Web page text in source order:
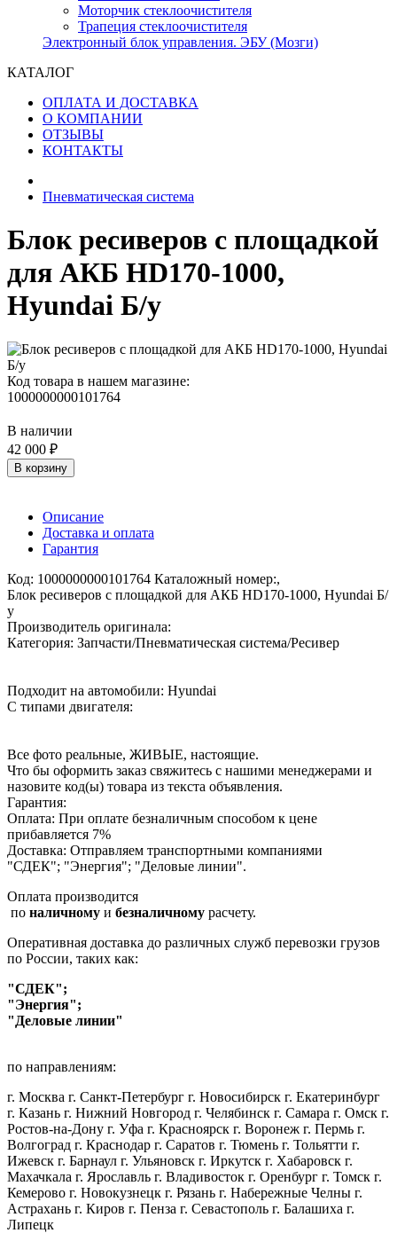
Моторчик стеклоочистителя
Трапеция стеклоочистителя
Электронный блок управления. ЭБУ (Мозги)
КАТАЛОГ
ОПЛАТА И ДОСТАВКА
О КОМПАНИИ
ОТЗЫВЫ
КОНТАКТЫ
Пневматическая система
Блок ресиверов с площадкой
для АКБ HD170-1000,
Hyundai Б/у
Код товара в нашем магазине:
1000000000101764
В наличии
42 000 ₽
В корзину
Описание
Доставка и оплата
Гарантия
Код: 1000000000101764 Каталожный номер:,
Блок ресиверов с площадкой для АКБ HD170-1000, Hyundai Б/
у
Производитель оригинала:
Категория: Запчасти/Пневматическая система/Ресивер
Подходит на автомобили: Hyundai
С типами двигателя:
Все фото реальные, ЖИВЫЕ, настоящие.
Что бы оформить заказ свяжитесь с нашими менеджерами и
назовите код(ы) товара из текста объявления.
Гарантия:
Оплата: При оплате безналичным способом к цене
прибавляется 7%
Доставка: Отправляем транспортными компаниями
"СДЕК"; "Энергия"; "Деловые линии".
Оплата производится
по наличному и безналичному расчету.
Оперативная доставка до различных служб перевозки грузов
по России, таких как:
"СДЕК";
"Энергия";
"Деловые линии"
по направлениям:
г. Москва г. Санкт-Петербург г. Новосибирск г. Екатеринбург
г. Казань г. Нижний Новгород г. Челябинск г. Самара г. Омск г.
Ростов-на-Дону г. Уфа г. Красноярск г. Воронеж г. Пермь г.
Волгоград г. Краснодар г. Саратов г. Тюмень г. Тольятти г.
Ижевск г. Барнаул г. Ульяновск г. Иркутск г. Хабаровск г.
Махачкала г. Ярославль г. Владивосток г. Оренбург г. Томск г.
Кемерово г. Новокузнецк г. Рязань г. Набережные Челны г.
Астрахань г. Киров г. Пенза г. Севастополь г. Балашиха г.
Липецк